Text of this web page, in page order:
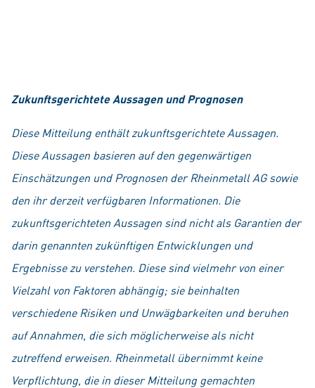
Zukunftsgerichtete Aussagen und Prognosen
Diese Mitteilung enthält zukunftsgerichtete Aussagen.
Diese Aussagen basieren auf den gegenwärtigen
Einschätzungen und Prognosen der Rheinmetall AG sowie
den ihr derzeit verfügbaren Informationen. Die
zukunftsgerichteten Aussagen sind nicht als Garantien der
darin genannten zukünftigen Entwicklungen und
Ergebnisse zu verstehen. Diese sind vielmehr von einer
Vielzahl von Faktoren abhängig; sie beinhalten
verschiedene Risiken und Unwägbarkeiten und beruhen
auf Annahmen, die sich möglicherweise als nicht
zutreffend erweisen. Rheinmetall übernimmt keine
Verpflichtung, die in dieser Mitteilung gemachten